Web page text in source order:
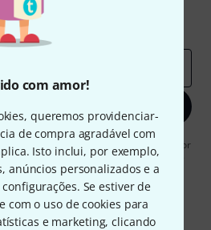
com amor!
queremos providenciar-
de compra agradável com
Isto inclui, por exemplo,
anúncios personalizados e a
Se estiver de
com o uso de cookies para
e marketing, clicando
inspiradoras
da Thomann
concordo em receber publicidade por
a qualquer momento. Você pode
sobre a newsletter na nossadiretriz de
de dados.
* Requeridos